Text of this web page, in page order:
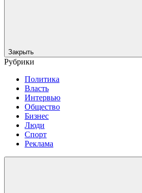
Закрыть
Рубрики
Политика
Власть
Интервью
Общество
Бизнес
Люди
Спорт
Реклама